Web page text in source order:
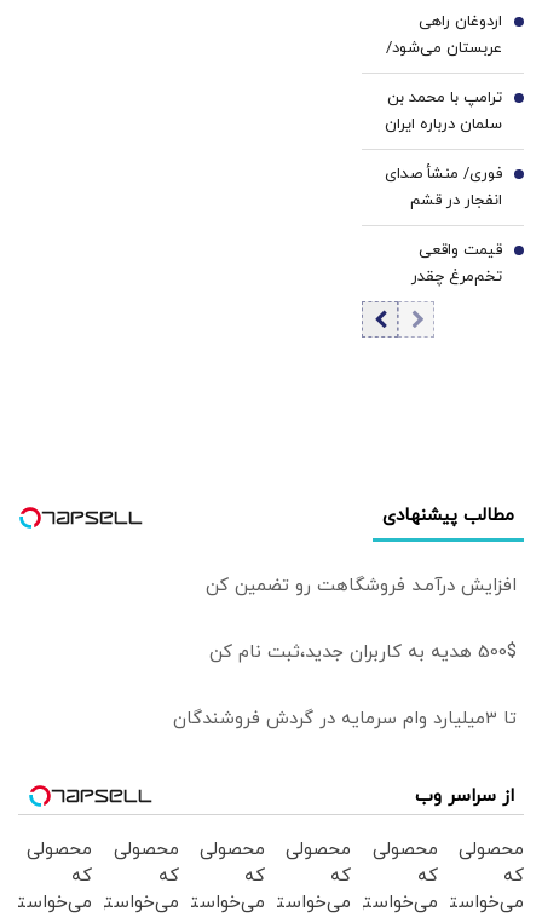
کرد
اردوغان راهی
عربستان می‌شود/
دیدار با محمد
بن‌سلمان در ریاض
4
ترامپ با محمد بن
سلمان درباره ایران
گفت‌وگو می‌کند/
جزئیات تماس
تلفنی
5
فوری/ منشأ صدای
انفجار در قشم
مشخص شد/ مقابه
با اهداف دشمن در
ورودی تنگه هرمز
6
قیمت واقعی
تخم‌مرغ چقدر
است؟/ مصرف
روزانه ۳ هزار و ۳۰۰
7
مطالب پیشنهادی
افزایش درآمـد فروشگاهت رو تضمین کن
500$ هدیه به کاربران جدید،ثبت نام کن
تا 3میلیارد وام سرمایه در گردش فروشندگان
از سراسر وب
محصولی
که
می‌خواستی
محصولی
که
می‌خواستی
محصولی
که
می‌خواستی
محصولی
که
می‌خواستی
محصولی
که
می‌خواستی
محصولی
که
می‌خواستی